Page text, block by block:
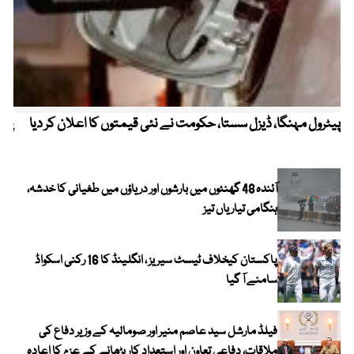
پیٹرول مہنگا، ڈیزل سستا، حکومت نے نئی قیمتوں کا اعلان کر دیا
آئندہ 48 گھنٹوں میں بارشوں اور دریاؤں میں طغیانی کا خدشہ،
ہنگامی تیاریاں تیز
پاکستان کیخلاف ٹیسٹ سیریز ، انگلینڈ کا 16 رکنی اسکواڈ
سامنے آ گیا
فیلڈ مارشل سید عاصم منیر اور صومالیہ کے وزیر دفاع کی